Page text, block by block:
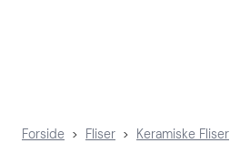
Forside > Fliser > Keramiske Fliser